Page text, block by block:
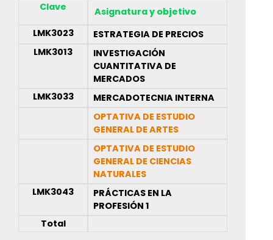
Clave
Asignatura y objetivo
LMK3023
ESTRATEGIA DE PRECIOS
LMK3013
INVESTIGACIÓN
CUANTITATIVA DE
MERCADOS
LMK3033
MERCADOTECNIA INTERNA
OPTATIVA DE ESTUDIO
GENERAL DE ARTES
OPTATIVA DE ESTUDIO
GENERAL DE CIENCIAS
NATURALES
LMK3043
PRÁCTICAS EN LA
PROFESIÓN 1
Total